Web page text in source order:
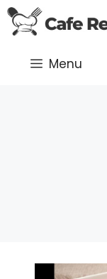
Saltar
al
Menu